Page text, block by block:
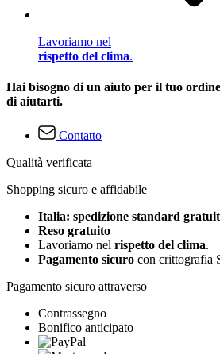
Lavoriamo nel
rispetto del clima.
Hai bisogno di un aiuto per il tuo
di aiutarti.
Contatto
Qualità verificata
Shopping sicuro e affidabile
Italia: spedizione standard
Reso gratuito
Lavoriamo nel rispetto del clima.
Pagamento sicuro con crittografia
Pagamento sicuro attraverso
Contrassegno
Bonifico anticipato